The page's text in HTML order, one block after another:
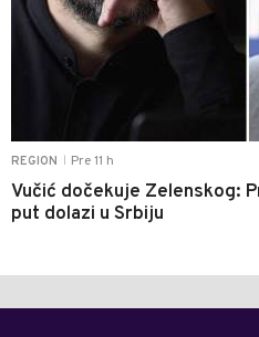
REGION Pre 11 h
Vučić dočekuje Zelenskog:
put dolazi u Srbiju